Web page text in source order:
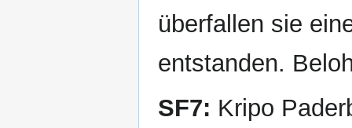
überfallen sie
entstanden.
SF7: Kripo